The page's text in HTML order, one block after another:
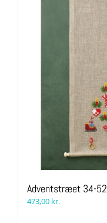
Adventstræet 34-
473,00 kr.